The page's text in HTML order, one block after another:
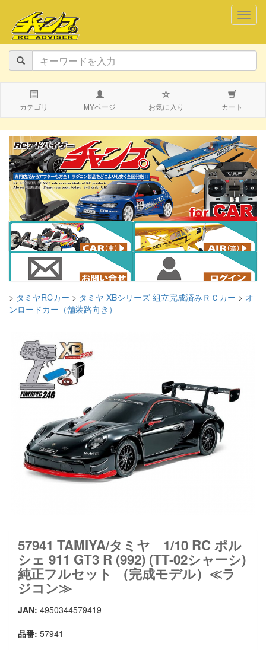
カテゴリ MYページ お気に入り カート
> タミヤRCカー > タミヤ XBシリーズ 組立完成済みＲＣカー > オ
ンロードカー（舗装路向き）
57941 TAMIYA/タミヤ 1/10 RC ポル
シェ 911 GT3 R (992) (TT-02シャーシ)
純正フルセット （完成モデル）≪ラ
ジコン≫
JAN: 4950344579419
品番: 57941